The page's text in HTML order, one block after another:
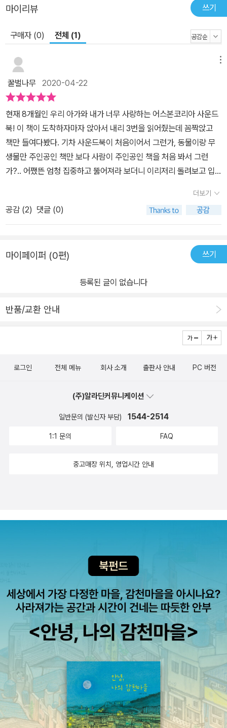
마이리뷰 쓰기
구매자 (0) 전체 (1)
꿀벌나무 2020-04-22
현재 8개월인 우리 아가와 내가 너무 사랑하는 어스본코리아 사운드
북! 이 책이 도착하자마자 앉아서 내리 3번을 읽어줬는데 꼼짝앉고
책만 들여다봤다. 기차 사운드북이 처음이어서 그런가, 동물이랑 무
생물만 주인공인 책만 보다 사람이 주인공인 책을 처음 봐서 그런
가?.. 어쨌뜬 엄청 집중하고 뚫어져라 보더니 이리저리 돌려보고 입
스토리가 끝날때 까지 잘 봤다는 점이다. 아직 아가라서 집중력이 길
지 않다. 그래서 스토리가 있는 책을 앉은 그대로 끝까지 본적이 없는
데, 이책은 잘봤다. 무슨 이유인지는 아직 잘 모르겠다.어스본코리아
기차 사운드북이어서 어떤 소리가 날까 궁금했는데, 기차가 도착하는
대한 다양한 소리를 들을 수 있다.그리고 기차소리 외에 젖소의 울음
같은 즐거움도 있는데, 윌리를 찾아라 처럼 귀여운 오리가 각 장마다
더보기
공감 (2) 댓글 (0)
마이페이퍼 (0편) 쓰기
등록된 글이 없습니다
반품/교환 안내
로그인 전체 메뉴 회사 소개 출판사 안내 PC 버전
(주)알라딘커뮤니케이션
일반문의 (발신자 부담) 1544-2514
1:1 문의 FAQ
중고매장 위치, 영업시간 안내